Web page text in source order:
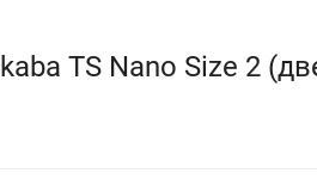
TS Nano Size 2